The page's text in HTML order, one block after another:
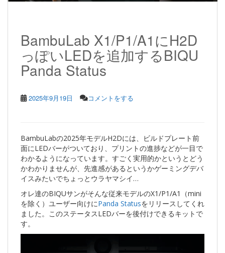
BambuLab X1/P1/A1にH2D
っぽいLEDを追加するBIQU
Panda Status
2025年9月19日 コメントをする
BambuLabの2025年モデルH2Dには、ビルドプレート前
面にLEDバーがついており、プリントの進捗などが一目で
わかるようになっています。すごく実用的かというとどう
かわかりませんが、先進感があるというかゲーミングデバ
イスみたいでちょっとウラヤマシイ…
オレ達のBIQUサンがそんな従来モデルのX1/P1/A1（mini
を除く）ユーザー向けにPanda Statusをリリースしてくれ
ました。このステータスLEDバーを後付けできるキットで
す。